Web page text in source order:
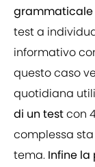
grammaticale
test a
informativo
questo caso
quotidiana
di un testcon
complessa
tema. Infine la